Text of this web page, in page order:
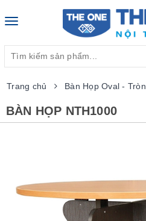
Toggle
Trang chủ Bàn Họp Oval - Tròn
BÀN HỌP NTH1000